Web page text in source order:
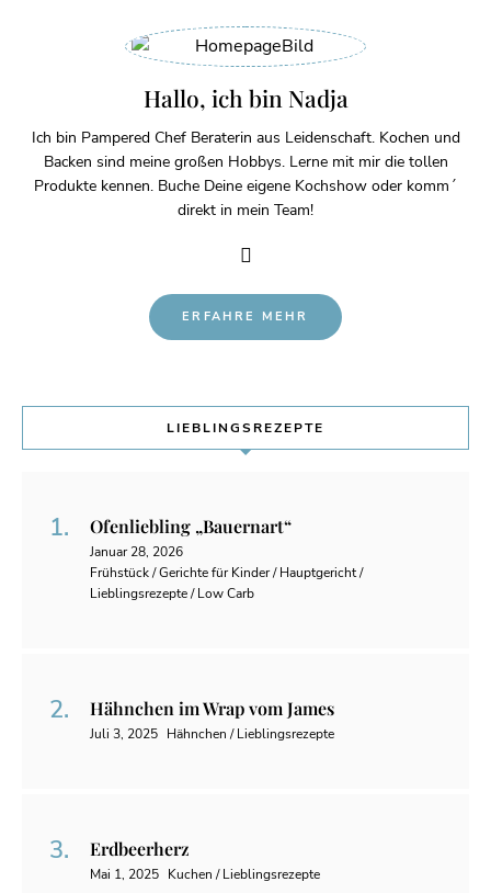
Hallo, ich bin Nadja
Ich bin Pampered Chef Beraterin aus Leidenschaft. Kochen und
Backen sind meine großen Hobbys. Lerne mit mir die tollen
Produkte kennen. Buche Deine eigene Kochshow oder komm´
direkt in mein Team!
ERFAHRE MEHR
LIEBLINGSREZEPTE
Ofenliebling „Bauernart“
Januar 28, 2026
Frühstück / Gerichte für Kinder / Hauptgericht /
Lieblingsrezepte / Low Carb
Hähnchen im Wrap vom James
Juli 3, 2025 Hähnchen / Lieblingsrezepte
Erdbeerherz
Mai 1, 2025 Kuchen / Lieblingsrezepte